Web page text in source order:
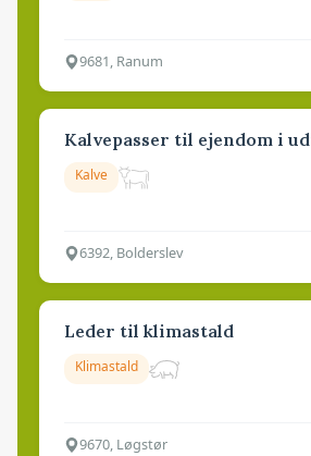
9681, Ranum
Kalvepasser til ejendom i
Kalve
6392, Bolderslev
Leder til klimastald
Klimastald
9670, Løgstør